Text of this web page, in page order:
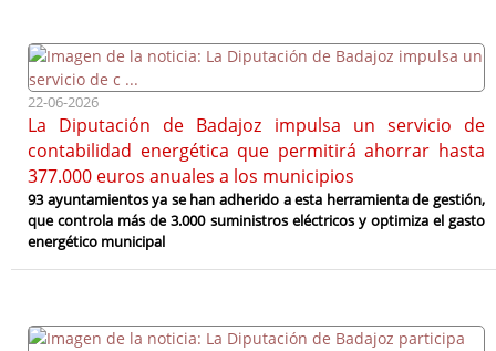
22-06-2026
La Diputación de Badajoz impulsa un servicio de
contabilidad energética que permitirá ahorrar hasta
377.000 euros anuales a los municipios
93 ayuntamientos ya se han adherido a esta herramienta de gestión,
que controla más de 3.000 suministros eléctricos y optimiza el gasto
energético municipal